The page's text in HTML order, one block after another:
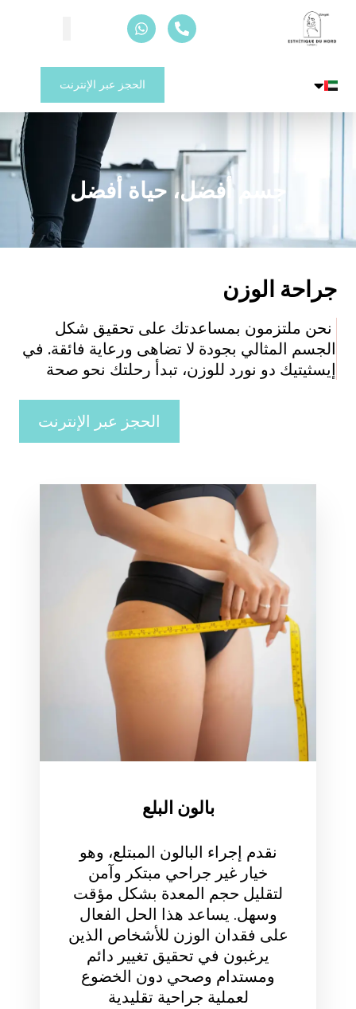
الحجز عبر الإنترنت
أفضل، حياة أفضل
الوزن
بمساعدتك على تحقيق شكل
بجودة لا تضاهى ورعاية فائقة. في
دو نورد للوزن، تبدأ رحلتك نحو صحة
الحجز عبر الإنترنت
بالون البلع
نقدم إجراء البالون المبتلع، وهو
خيار غير جراحي مبتكر وآمن
لتقليل حجم المعدة بشكل مؤقت
وسهل. يساعد هذا الحل الفعال
فقدان الوزن للأشخاص الذين
يرغبون في تحقيق تغيير دائم
ومستدام وصحي دون الخضوع
لعملية جراحية تقليدية